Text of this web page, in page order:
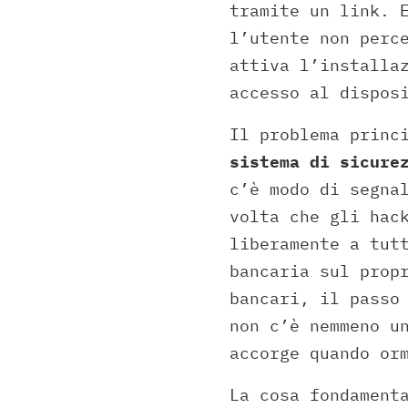
tramite un link.
l’utente non
attiva
accesso al
Il problema
sistema di
c’è modo di
volta che gli
liberamente a
bancaria sul
bancari, il passo
non c’è
accorge quando
La cosa